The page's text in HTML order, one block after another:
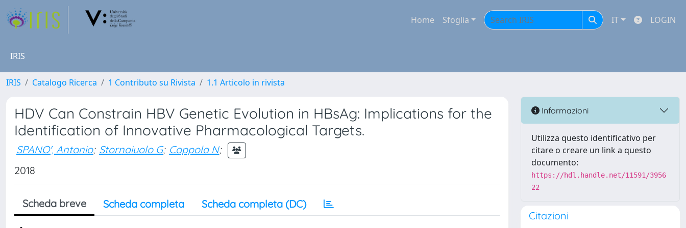
Home Sfoglia IT LOGIN
IRIS
IRIS Catalogo Ricerca 1 Contributo su Rivista 1.1 Articolo in rivista
HDV Can Constrain HBV Genetic Evolution in HBsAg: Implications for the
Identification of Innovative Pharmacological Targets.
SPANO', Antonio; Stornaiuolo G; Coppola N;
2018
Scheda breve Scheda completa Scheda completa (DC)
Informazioni
Utilizza questo identificativo per
citare o creare un link a questo
documento:
https://hdl.handle.net/11591/3956
22
Citazioni